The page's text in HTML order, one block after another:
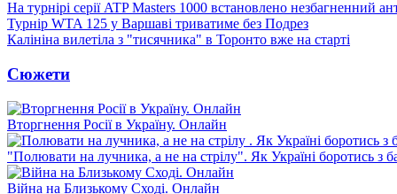
На турнірі серії ATP Masters 1000 встановлено незбагненний
Турнір WTA 125 у Варшаві триватиме без Подрез
Калініна вилетіла з "тисячника" в Торонто вже на старті
Сюжети
Вторгнення Росії в Україну. Онлайн
"Полювати на лучника, а не на стрілу". Як Україні боротись з
Війна на Близькому Сході. Онлайн